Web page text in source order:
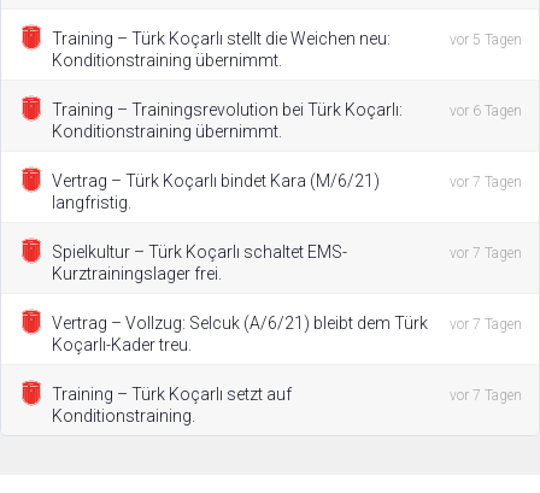
Training – Türk Koçarlı stellt die Weichen neu:
Konditionstraining übernimmt.
vor 5 Tagen
Training – Trainingsrevolution bei Türk Koçarlı:
Konditionstraining übernimmt.
vor 6 Tagen
Vertrag – Türk Koçarlı bindet Kara (M/6/21)
langfristig.
vor 7 Tagen
Spielkultur – Türk Koçarlı schaltet EMS-
Kurztrainingslager frei.
vor 7 Tagen
Vertrag – Vollzug: Selcuk (A/6/21) bleibt dem Türk
Koçarlı-Kader treu.
vor 7 Tagen
Training – Türk Koçarlı setzt auf
Konditionstraining.
vor 7 Tagen